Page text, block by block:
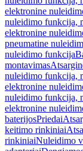
elektronine
nuleidimo funkcija,
elektronine
pneumatine
nuleidimo funkcija
montavimas
nuleidimo funkcija,
elektronine
nuleidimo funkcija,
elektronine
baterijosPriedai
keitimo rinkiniai
rinkiniaiNuleidimo